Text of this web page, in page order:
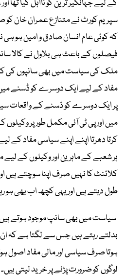
کے لیے جہانگیر ترین کو نااہل کیا تھا
سپریم کورٹ نے متنازع عمران خان کو
کہ کوئی عام انسان صادق و امین ہو
فیصلوں کے باعث ہی بلاول نے کالا
ملک کی سیاست میں بھی سانپوں کی
مفاد کے لیے ایک دوسرے کو ڈسنے
پر ایک دوسرے کو ڈسنے کے واقعات
میں اور پی ٹی آئی مکمل طور پر وکیلوں
کرتا دھرتا اپنے اپنے سیاسی مفاد
ہر شعبے کے ماہرین اور وکیلوں کے
کلائنٹ کا نہیں صرف اپنا سوچتے ہیں
طول دیتے ہیں اور یہی کچھ اب بھی ہو
سیاست میں بھی سانپ موجود ہوتے ہیں
بدلتے رہتے ہیں جس سے لگتا ہے کہ ان
ہوتا صرف سیاسی اور مالی مفاد اصول
لوگوں کو ضرورت پڑنے پر خرید لیتی ہیں۔